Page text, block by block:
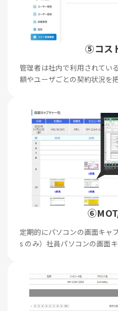
⑤コス
管理者は社内で利用されてい
額やユーザごとの契約状況を
定期的にパソコンの画面キャ
s のみ）社員パソコンの画面